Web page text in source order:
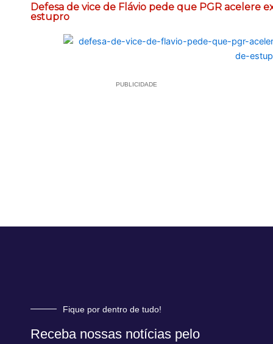
Defesa de vice de Flávio pede que PGR acelere
estupro
PUBLICIDADE
Fique por dentro de tudo!
Receba nossas notícias pelo